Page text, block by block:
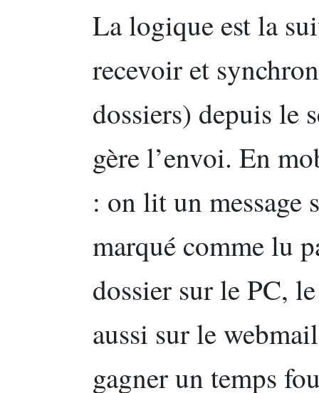
La logique est la
recevoir et
dossiers) depuis le
gère l’envoi. En
: on lit un message
marqué comme lu
dossier sur le PC,
aussi sur le
gagner un temps